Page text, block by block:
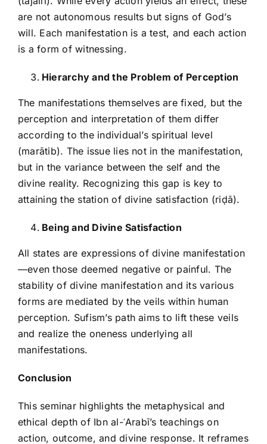
are not autonomous results but signs of God’s
will. Each manifestation is a test, and each action
is a form of witnessing.
Hierarchy and the Problem of Perception
The manifestations themselves are fixed, but the
perception and interpretation of them differ
according to the individual’s spiritual level
(marātib). The issue lies not in the manifestation,
but in the variance between the self and the
divine reality. Recognizing this gap is key to
attaining the station of divine satisfaction (riḍā).
Being and Divine Satisfaction
All states are expressions of divine manifestation
—even those deemed negative or painful. The
stability of divine manifestation and its various
forms are mediated by the veils within human
perception. Sufism’s path aims to lift these veils
and realize the oneness underlying all
manifestations.
Conclusion
This seminar highlights the metaphysical and
ethical depth of Ibn al-ʿArabī’s teachings on
action, outcome, and divine response. It reframes